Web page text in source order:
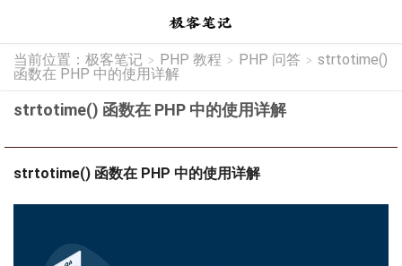
当前位置： 极客笔记 > PHP 教程 > PHP 问答 > strtotime()
函数在 PHP 中的使用详解
strtotime() 函数在 PHP 中的使用详解
strtotime() 函数在 PHP 中的使用详解